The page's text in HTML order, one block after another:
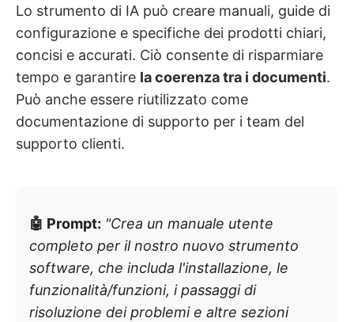
Lo strumento di IA può creare manuali, guide di
configurazione e specifiche dei prodotti chiari,
concisi e accurati. Ciò consente di risparmiare
tempo e garantire la coerenza tra i documenti.
Può anche essere riutilizzato come
documentazione di supporto per i team del
supporto clienti.
🤖 Prompt: "Crea un manuale utente
completo per il nostro nuovo strumento
software, che includa l'installazione, le
funzionalità/funzioni, i passaggi di
risoluzione dei problemi e altre sezioni